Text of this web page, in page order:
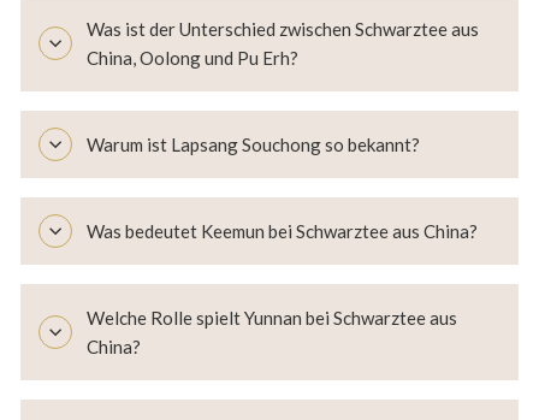
Was ist der Unterschied zwischen Schwarztee aus
China, Oolong und Pu Erh?
Warum ist Lapsang Souchong so bekannt?
Was bedeutet Keemun bei Schwarztee aus China?
Welche Rolle spielt Yunnan bei Schwarztee aus
China?